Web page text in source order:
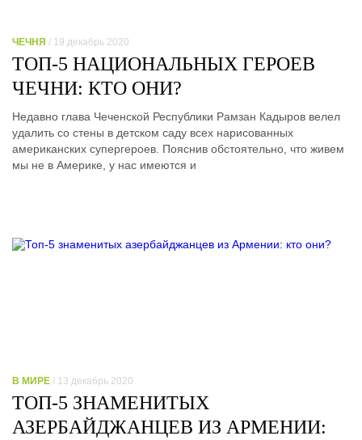
ЧЕЧНЯ / 19 декабрь 2020
ТОП-5 НАЦИОНАЛЬНЫХ ГЕРОЕВ
ЧЕЧНИ: КТО ОНИ?
Недавно глава Чеченской Республики Рамзан Кадыров велел
удалить со стены в детском саду всех нарисованных
американских супергероев. Пояснив обстоятельно, что живем
мы не в Америке, у нас имеются и
В МИРЕ / 13 декабрь 2020
ТОП-5 ЗНАМЕНИТЫХ
АЗЕРБАЙДЖАНЦЕВ ИЗ АРМЕНИИ: